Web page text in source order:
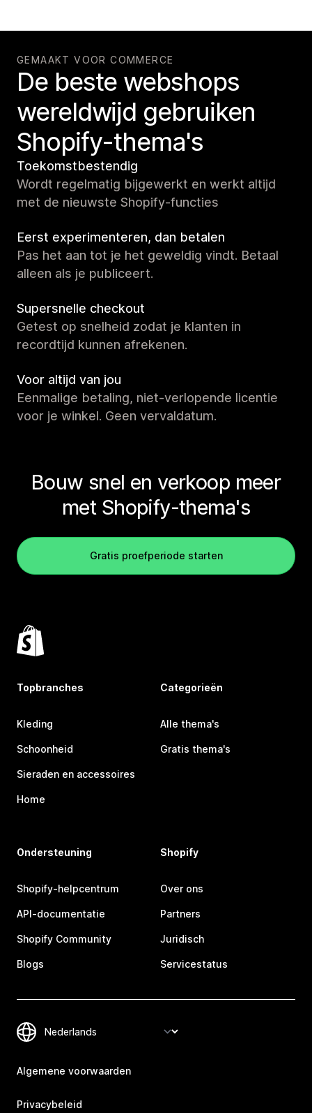
GEMAAKT VOOR COMMERCE
De beste webshops
wereldwijd gebruiken
Shopify-thema's
Toekomstbestendig
Wordt regelmatig bijgewerkt en werkt altijd
met de nieuwste Shopify-functies
Eerst experimenteren, dan betalen
Pas het aan tot je het geweldig vindt. Betaal
alleen als je publiceert.
Supersnelle checkout
Getest op snelheid zodat je klanten in
recordtijd kunnen afrekenen.
Voor altijd van jou
Eenmalige betaling, niet-verlopende licentie
voor je winkel. Geen vervaldatum.
Bouw snel en verkoop meer
met Shopify-thema's
Gratis proefperiode starten
Topbranches
Kleding
Schoonheid
Sieraden en accessoires
Home
Categorieën
Alle thema's
Gratis thema's
Ondersteuning
Shopify-helpcentrum
API-documentatie
Shopify Community
Blogs
Shopify
Over ons
Partners
Juridisch
Servicestatus
Algemene voorwaarden
Privacybeleid